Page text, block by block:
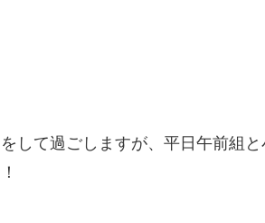
して過ごしますが、平日午前組